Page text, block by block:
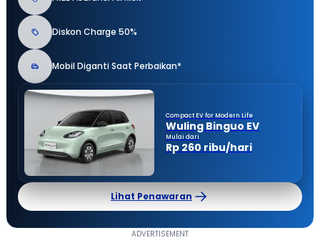
Diskon Charge 50%
Mobil Diganti Saat Perbaikan*
Compact EV for Modern Life
Wuling Binguo EV
Mulai dari
Rp 260 ribu/hari
Lihat Penawaran